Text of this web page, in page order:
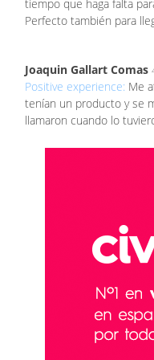
tiempo que haga falta
Perfecto también para
Joaquin Gallart Comas
Positive experience: Me
tenían un producto y se
llamaron cuando lo